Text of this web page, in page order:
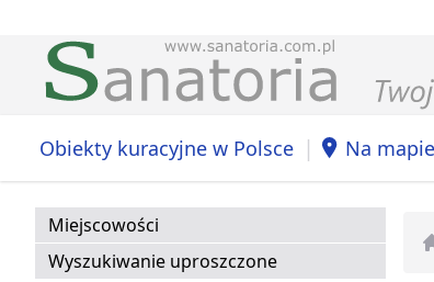
Obiekty kuracyjne w Polsce | Na mapie
Miejscowości
Wyszukiwanie uproszczone